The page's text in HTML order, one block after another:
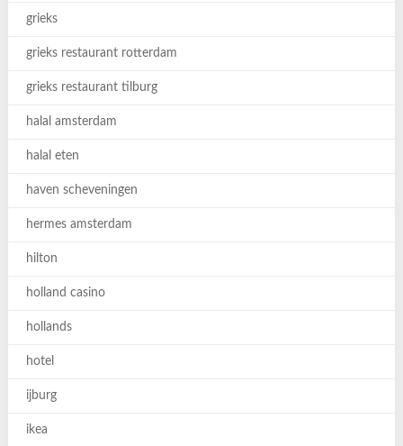
grieks
grieks restaurant rotterdam
grieks restaurant tilburg
halal amsterdam
halal eten
haven scheveningen
hermes amsterdam
hilton
holland casino
hollands
hotel
ijburg
ikea